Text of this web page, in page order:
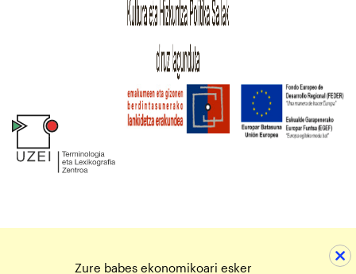
Zure babes ekonomikoari esker